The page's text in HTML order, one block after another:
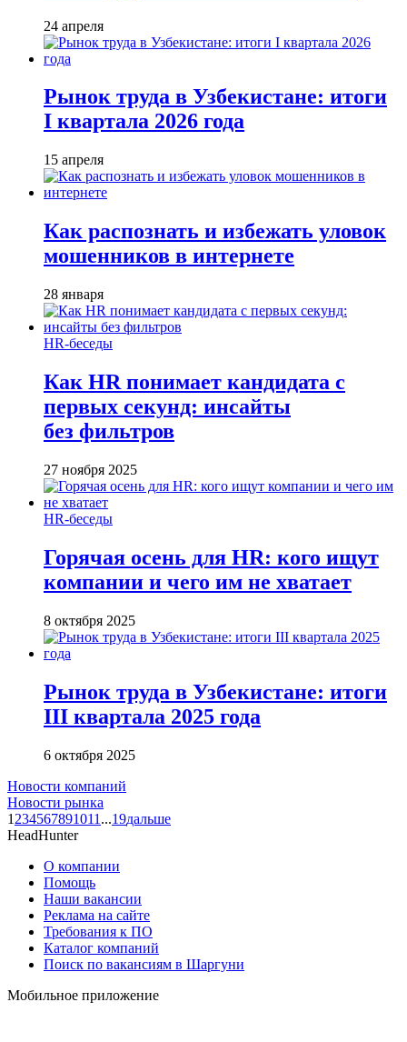
24 апреля
Рынок труда в Узбекистане: итоги
I квартала 2026 года
15 апреля
Как распознать и избежать уловок
мошенников в интернете
28 января
HR-беседы
Как HR понимает кандидата с
первых секунд: инсайты
без фильтров
27 ноября 2025
HR-беседы
Горячая осень для HR: кого ищут
компании и чего им не хватает
8 октября 2025
Рынок труда в Узбекистане: итоги
III квартала 2025 года
6 октября 2025
Новости компаний
Новости рынка
1 234567891011 ...19дальше
HeadHunter
О компании
Помощь
Наши вакансии
Реклама на сайте
Требования к ПО
Каталог компаний
Поиск по вакансиям в Шаргуни
Мобильное приложение